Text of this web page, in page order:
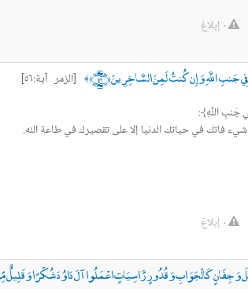
٠ إبلاغ
اللَّهِ وَإِن كُنتُ لَمِنَ السَّاخِرِينَ ﴿٥٦﴾ ﴾
[الزمر آية:٥٦]
فاتك في حياتك الدنيا إلا على تقصيرك في طاعة الله.
٠ إبلاغ
وَجِفَانٍ كَالْجَوَابِ وَقُدُورٍ رَّاسِيَاتٍ اعْمَلُوا آلَ دَاوُدَ شُكْرًا وَقَلِيلٌ